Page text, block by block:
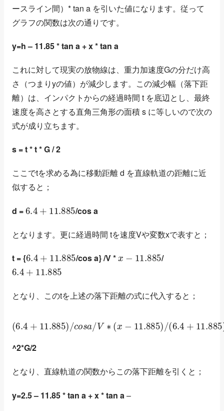
ースライン間）* tan a を引いた値になります。従って
グラフの関数は次の通りです。
y=h – 11.85 * tan a + x * tan a
これに対して現実の放物線は、重力加速度Gの分だけ高
さ（つまりyの値）が減少します。この減少幅（落下距
離）は、インパクトからの経過時間 t を底辺とし、最終
速度を高さとする直角三角形の面積 s に等しいので次の
式が成り立ちます。
s = t * t * G / 2
ここでtを求める為に移動距離 d を直線軌道の距離に近
似すると；
d =
11.885
/cos a
となります。更に経過時間 tを速度Vや変数xで表すと；
t = {
11.885
/cos a} /V *
11.885
/
6.4+11.885
となり、このtを上述の落下距離の式に代入すると；
(6.4 + 11.885)/ cosa /V∗ ( x−11.885)/(6.4+ 11.885 )
^2*G/2
となり、直線軌道の関数からこの落下距離を引くと；
y=2.5 – 11.85 * tan a + x * tan a–